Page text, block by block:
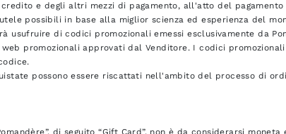
e degli altri mezzi di pagamento, all'atto del
possibili in base alla miglior scienza ed esperienza del
usufruire di codici promozionali emessi esclusivamente da
promozionali approvati dal Venditore. I codici
possono essere riscattati nell'ambito del processo di
di seguito “Gift Card”, non è da considerarsi